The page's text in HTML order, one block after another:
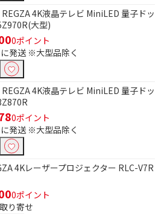
REGZA 4K液晶テレビ MiniLED 量子ドッ
大型)
0ポイント
発送 ※大型品除く
REGZA 4K液晶テレビ MiniLED 量子ドッ
0ポイント
発送 ※大型品除く
4Kレーザープロジェクター RLC-V7R
0ポイント
り寄せ